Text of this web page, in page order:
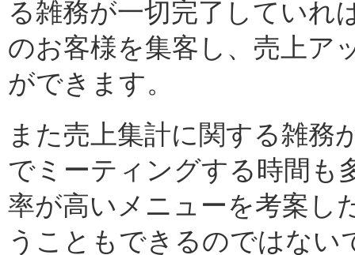
る雑務が一切完了していれ
のお客様を集客し、売上ア
ができます。
また売上集計に関する雑務
でミーティングする時間も
率が高いメニューを考案し
うこともできるのではな